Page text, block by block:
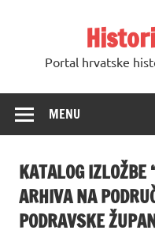
Portal hrvatske
MENU
KATALOG
ARHIVA NA
PODRAVSKE